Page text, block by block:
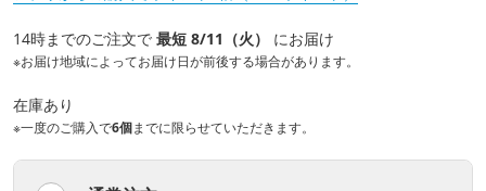
14時までのご注文で 最短 8/11（火） にお届け
※お届け地域によってお届け日が前後する場合があります。
在庫あり
※一度のご購入で6個までに限らせていただきます。